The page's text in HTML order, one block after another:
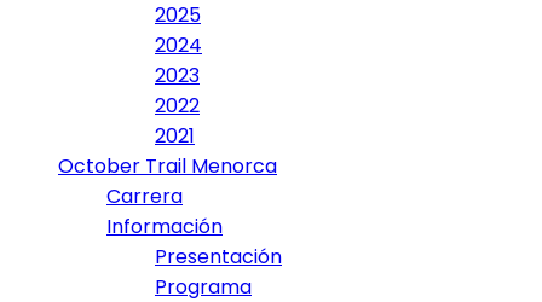
2025
2024
2023
2022
2021
October Trail Menorca
Carrera
Información
Presentación
Programa